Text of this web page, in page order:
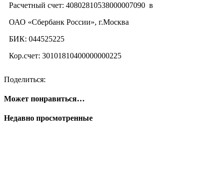
Расчетный счет: 40802810538000007090 в
ОАО «Сбербанк России», г.Москва
БИК: 044525225
Кор.счет: 30101810400000000225
Поделиться:
Может понравиться…
Недавно просмотренные